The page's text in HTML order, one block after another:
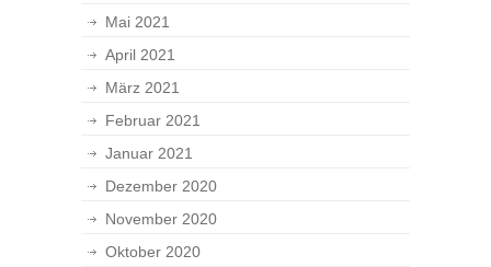
Mai 2021
April 2021
März 2021
Februar 2021
Januar 2021
Dezember 2020
November 2020
Oktober 2020